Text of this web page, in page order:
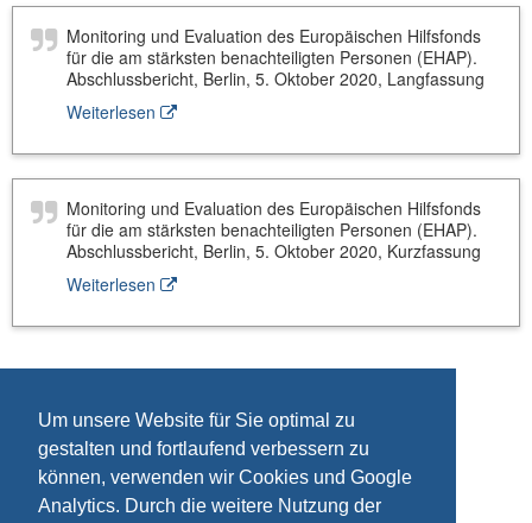
Um unsere Website für Sie optimal zu
gestalten und fortlaufend verbessern zu
können, verwenden wir Cookies und Google
Analytics. Durch die weitere Nutzung der
Monitoring und Evaluation des Europäischen Hilfsfonds
für die am stärksten benachteiligten Personen (EHAP).
Abschlussbericht, Berlin, 5. Oktober 2020, Langfassung
Weiterlesen
Monitoring und Evaluation des Europäischen Hilfsfonds
für die am stärksten benachteiligten Personen (EHAP).
Abschlussbericht, Berlin, 5. Oktober 2020, Kurzfassung
Weiterlesen